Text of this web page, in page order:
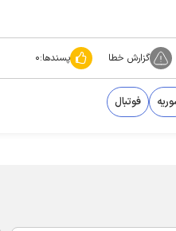
گزارش خطا پسندها:۰
فوتبال